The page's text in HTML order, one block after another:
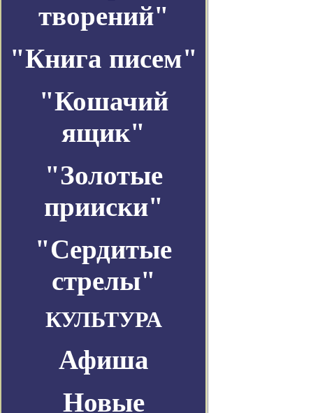
творений"
"Книга писем"
"Кошачий
ящик"
"Золотые
прииски"
"Сердитые
стрелы"
КУЛЬТУРА
Афиша
Новые